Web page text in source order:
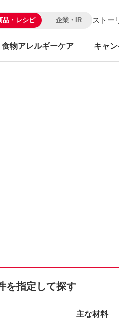
品・レシピ 企業・IR ストー
食物アレルギーケア キャ
を指定して探す
主な材料